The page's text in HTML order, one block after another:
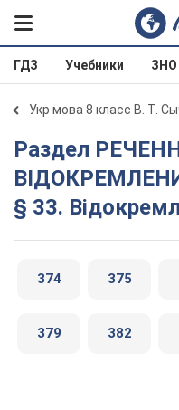
ГДЗ Учебники ЗНО
Укр мова 8 класс В. Т.
Раздел РЕЧЕННЯ З
§ 33.
374 375
379 382